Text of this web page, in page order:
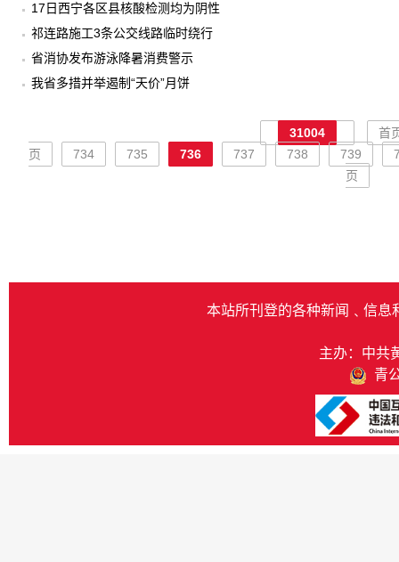
17日西宁各区县核酸检测均为阴性
祁连路施工3条公交线路临时绕行
省消协发布游泳降暑消费警示
我省多措并举遏制“天价”月饼
31004
首
页
734 735 736 737 738 739
页
本站所刊登的各种新闻﹑信息
主办：中共
青